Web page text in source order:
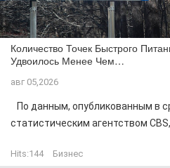
Количество Точек Быстрого
Удвоилось Менее Чем…
авг 05,2026
По данным, опубликованным в
статистическим агентством CBS,
Hits:144 Бизнес